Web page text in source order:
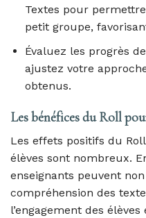
Textes pour
petit groupe,
Évaluez les progrès
ajustez votre
obtenus.
Les bénéfices du Roll
Les effets positifs du
élèves sont nombreux.
enseignants peuvent
compréhension des
l’engagement des